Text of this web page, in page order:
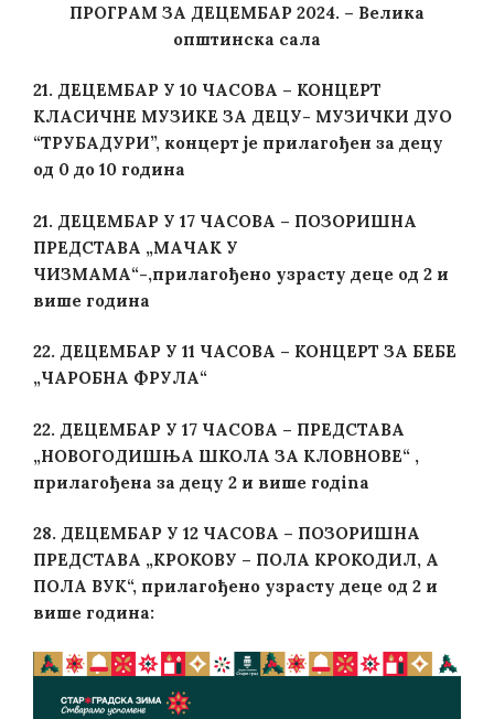
ПРОГРАМ ЗА ДЕЦЕМБАР 2024. – Велика
општинска сала
21. ДЕЦЕМБАР У 10 ЧАСОВА – КОНЦЕРТ
КЛАСИЧНЕ МУЗИКЕ ЗА ДЕЦУ- МУЗИЧКИ ДУО
“ТРУБАДУРИ”, концерт је прилагођен за децу
од 0 до 10 година
21. ДЕЦЕМБАР У 17 ЧАСОВА – ПОЗОРИШНА
ПРЕДСТАВА „МАЧАК У
ЧИЗМАМА“-,прилагођено узрасту деце од 2 и
више година
22. ДЕЦЕМБАР У 11 ЧАСОВА – КОНЦЕРТ ЗА БЕБЕ
„ЧАРОБНА ФРУЛА“
22. ДЕЦЕМБАР У 17 ЧАСОВА – ПРЕДСТАВА
„НОВОГОДИШЊА ШКОЛА ЗА КЛОВНОВЕ“ ,
прилагођена за децу 2 и више годina
28. ДЕЦЕМБАР У 12 ЧАСОВА – ПОЗОРИШНА
ПРЕДСТАВА „КРОКОВУ – ПОЛА КРОКОДИЛ, А
ПОЛА ВУК“, прилагођено узрасту деце од 2 и
више година: